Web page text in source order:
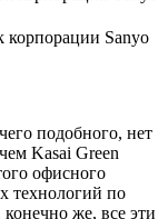
корпорации Sanyo
подобного, нет
Kasai Green
офисного
технологий по
же, все эти